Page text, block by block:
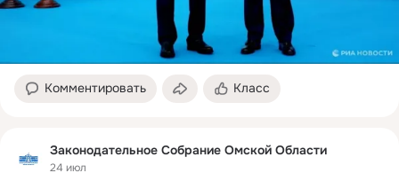
Комментировать Класс
Законодательное Собрание Омской Области
24 июл